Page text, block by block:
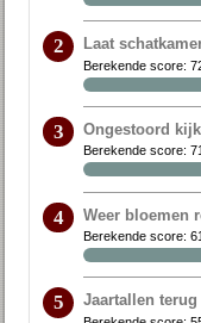
2 Laat
Berekende score:
3 Ongestoord
Berekende score:
4 Weer bloemen
Berekende score:
5 Jaartallen